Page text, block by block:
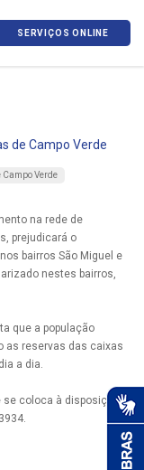
SERVIÇOS ONLINE
de Campo Verde
Verde
na rede de
prejudicará o
bairros São Miguel e
nestes bairros,
que a população
as reservas das caixas
a dia.
se coloca à disposição